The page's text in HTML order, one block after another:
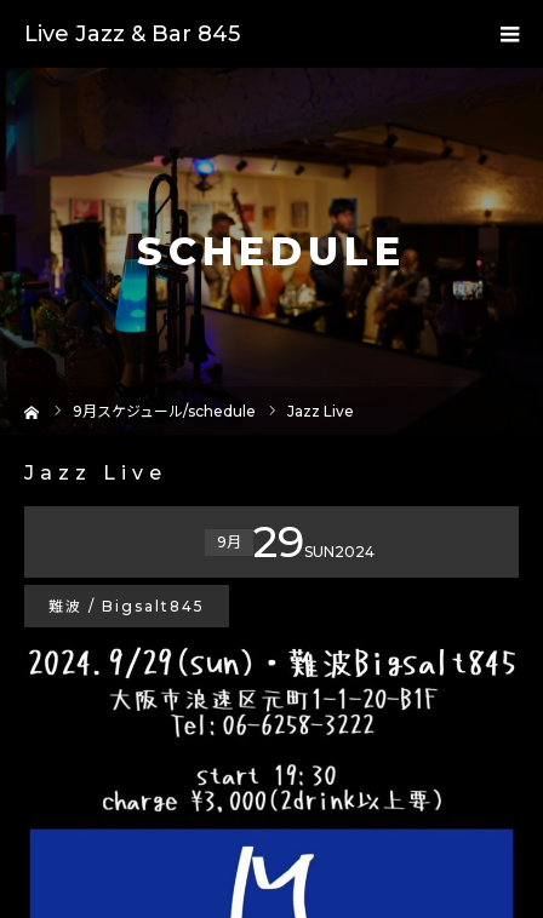
Live Jazz & Bar 845
SCHEDULE
9月スケジュール/schedule Jazz Live
Jazz Live
9月 29SUN2024
難波 / Bigsalt845